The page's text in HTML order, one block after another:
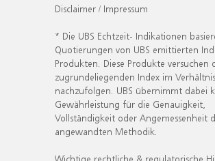
Disclaimer / Impressum
* Die UBS Echtzeit- Indikationen
Quotierungen von UBS emittierten
Produkten. Diese Produkte versuchen
zugrundeliegenden Index im
nachzufolgen. UBS übernimmt dabei
Gewährleistung für die Genauigkeit,
Vollständigkeit oder Angemessenheit
angewandten Methodik.